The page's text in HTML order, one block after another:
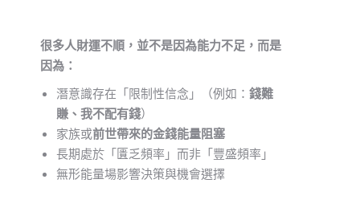
很多人財運不順，並不是因為能力不足，而是
因為：
潛意識存在「限制性信念」（例如： 錢難
賺、我不配有錢）
家族或前世帶來的金錢能量阻塞
長期處於「匱乏頻率」而非「豐盛頻率」
無形能量場影響決策與機會選擇